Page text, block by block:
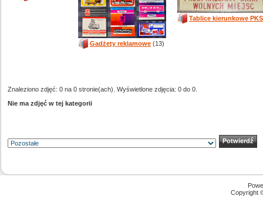
Gadżety reklamowe (13)
Tablice kierunkowe PKS
Znaleziono zdjęć: 0 na 0 stronie(ach). Wyświetlone zdjęcia: 0 do 0.
Nie ma zdjęć w tej kategorii
Copyright